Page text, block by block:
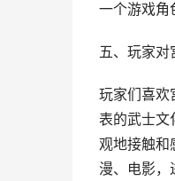
一个游戏角
五、玩家对
玩家们喜欢
表的武士文
观地接触和
漫、电影，